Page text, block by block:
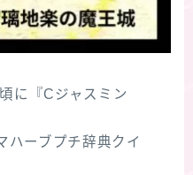
に『Cジャスミン
ハーブプチ辞典クイ